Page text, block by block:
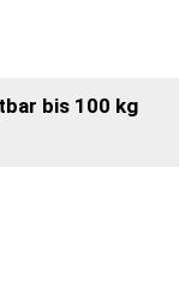
bis 100 kg